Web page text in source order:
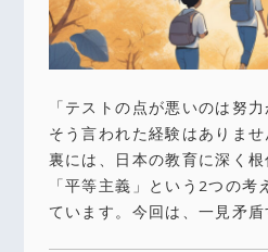
「テストの点が悪いのは努
そう言われた経験はありま
裏には、日本の教育に深く
「平等主義」という2つの考
ています。今回は、一見矛